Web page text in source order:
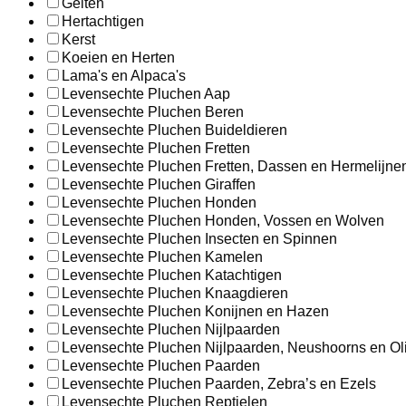
Geiten
Hertachtigen
Kerst
Koeien en Herten
Lama's en Alpaca's
Levensechte Pluchen Aap
Levensechte Pluchen Beren
Levensechte Pluchen Buideldieren
Levensechte Pluchen Fretten
Levensechte Pluchen Fretten, Dassen en
Levensechte Pluchen Giraffen
Levensechte Pluchen Honden
Levensechte Pluchen Honden, Vossen en Wolven
Levensechte Pluchen Insecten en Spinnen
Levensechte Pluchen Kamelen
Levensechte Pluchen Katachtigen
Levensechte Pluchen Knaagdieren
Levensechte Pluchen Konijnen en Hazen
Levensechte Pluchen Nijlpaarden
Levensechte Pluchen Nijlpaarden, Neushoorns en
Levensechte Pluchen Paarden
Levensechte Pluchen Paarden, Zebra’s en Ezels
Levensechte Pluchen Reptielen